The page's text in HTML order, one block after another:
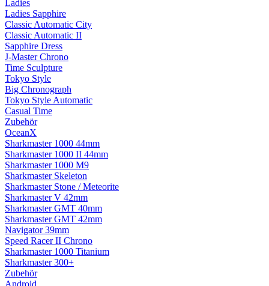
Ladies
Ladies Sapphire
Classic Automatic City
Classic Automatic II
Sapphire Dress
J-Master Chrono
Time Sculpture
Tokyo Style
Big Chronograph
Tokyo Style Automatic
Casual Time
Zubehör
OceanX
Sharkmaster 1000 44mm
Sharkmaster 1000 II 44mm
Sharkmaster 1000 M9
Sharkmaster Skeleton
Sharkmaster Stone / Meteorite
Sharkmaster V 42mm
Sharkmaster GMT 40mm
Sharkmaster GMT 42mm
Navigator 39mm
Speed Racer II Chrono
Sharkmaster 1000 Titanium
Sharkmaster 300+
Zubehör
Android